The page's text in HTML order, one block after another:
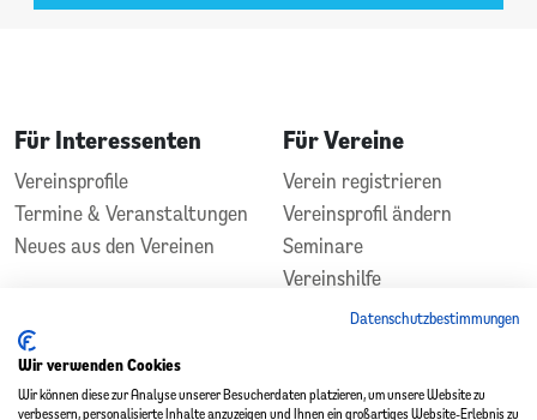
Für Interessenten
Vereinsprofile
Termine & Veranstaltungen
Neues aus den Vereinen
Für Vereine
Verein registrieren
Vereinsprofil ändern
Seminare
Vereinshilfe
Kontakt
In Zusammenarbeit
Datenschutzbestimmungen
Wir verwenden Cookies
Wir können diese zur Analyse unserer Besucherdaten platzieren, um unsere Website zu
verbessern, personalisierte Inhalte anzuzeigen und Ihnen ein großartiges Website-Erlebnis zu